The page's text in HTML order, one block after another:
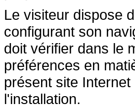
Le visiteur dispose
configurant son
doit vérifier dans le
préférences en
présent site
l'installation.